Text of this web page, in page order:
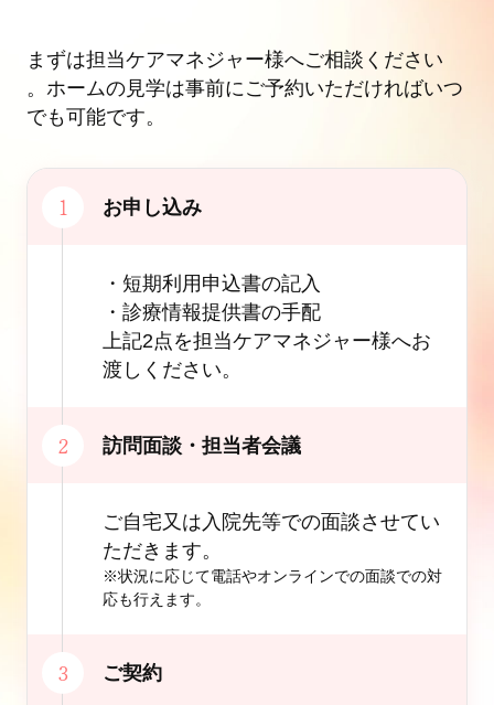
まずは担当ケアマネジャー様へご相談ください
。ホームの見学は事前にご予約いただければいつ
でも可能です。
お申し込み
・短期利用申込書の記入
・診療情報提供書の手配
上記2点を担当ケアマネジャー様へお
渡しください。
訪問面談・担当者会議
ご自宅又は入院先等での面談させてい
ただきます。
※状況に応じて電話やオンラインでの面談での対
応も行えます。
ご契約